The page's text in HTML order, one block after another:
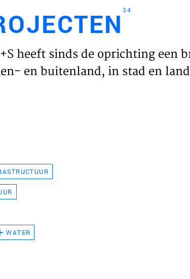
HOME
34
heeft sinds de oprichting een
en buitenland, in stad en
WATER